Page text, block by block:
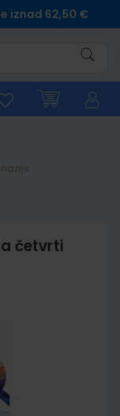
iznad 62,50 €
četvrti